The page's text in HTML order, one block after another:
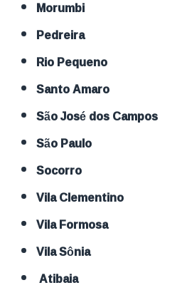
Morumbi
Pedreira
Rio Pequeno
Santo Amaro
São José dos Campos
São Paulo
Socorro
Vila Clementino
Vila Formosa
Vila Sônia
Atibaia